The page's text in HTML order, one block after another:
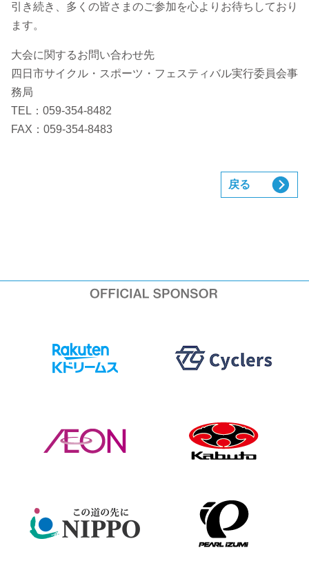
引き続き、多くの皆さまのご参加を心よりお待ちしており
ます。
大会に関するお問い合わせ先
四日市サイクル・スポーツ・フェスティバル実行委員会事
務局
TEL：059-354-8482
FAX：059-354-8483
戻る